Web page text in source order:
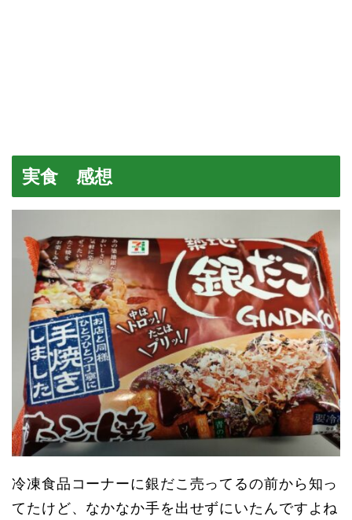
実食 感想
冷凍食品コーナーに銀だこ売ってるの前から知っ
てたけど、なかなか手を出せずにいたんですよね